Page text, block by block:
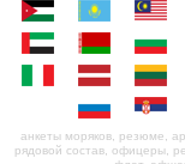
анкеты моряков, резюме,
рядовой состав, офицеры,